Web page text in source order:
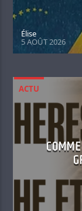
Élise
5 AOÛT 2026
ACTU